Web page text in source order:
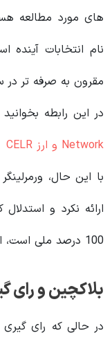
های مورد مطالعه
نام انتخابات
مقرون به صرفه تر در
در این رابطه
Network و ارز CELR
با این حال،
ارائه نکرد و
100 درصد ملی است، ایمن می باشد.
بلاکچین و رای
در حالی که رای